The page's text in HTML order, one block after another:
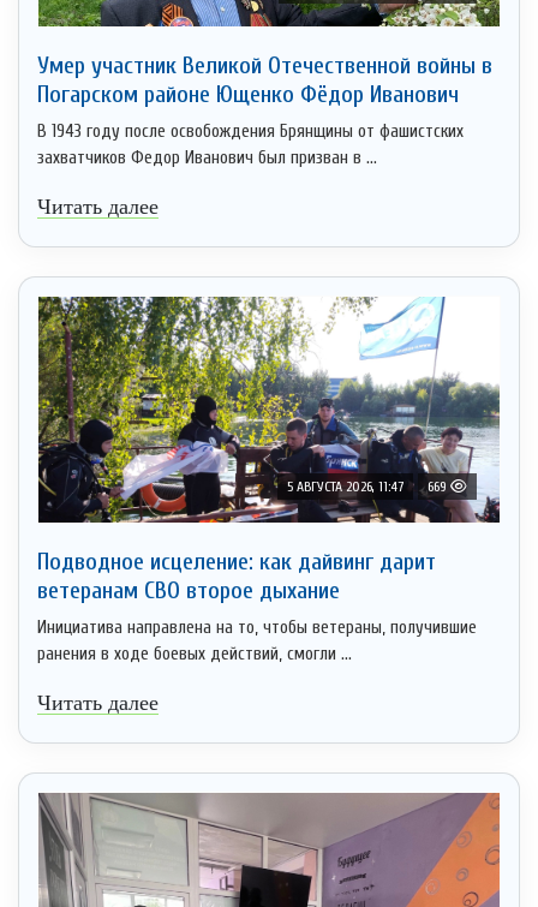
Умер участник Великой Отечественной войны в
Погарском районе Ющенко Фёдор Иванович
В 1943 году после освобождения Брянщины от фашистских
захватчиков Федор Иванович был призван в ...
Читать далее
5 АВГУСТА 2026, 11:47 669
Подводное исцеление: как дайвинг дарит
ветеранам СВО второе дыхание
Инициатива направлена на то, чтобы ветераны, получившие
ранения в ходе боевых действий, смогли ...
Читать далее